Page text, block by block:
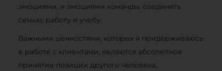
эмоциями, и эмоциями команды, соединять
семью, работу и учебу.
Важными ценностями, которых я придерживаюсь
в работе с клиентами, являются абсолютное
принятие позиции другого человека,